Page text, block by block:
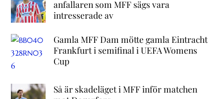
anfallaren som MFF sägs vara
intresserade av
Gamla MFF Dam mötte gamla Eintracht
Frankfurt i semifinal i UEFA Womens
Cup
Så är skadeläget i MFF inför matchen